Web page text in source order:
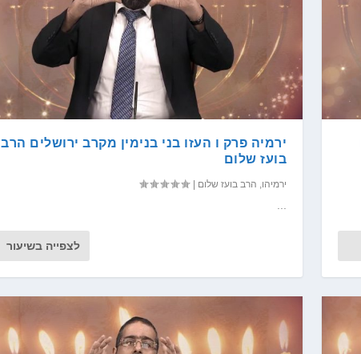
ירמיה פרק ו העזו בני בנימין מקרב ירושלים הרב
בועז שלום
ירמיהו, הרב בועז שלום
לצפייה בשיעור